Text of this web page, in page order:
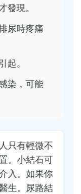
發現。
尿時疼痛
起。
染，可能
只有輕微不
。小結石可
入。如果你
生。尿路結